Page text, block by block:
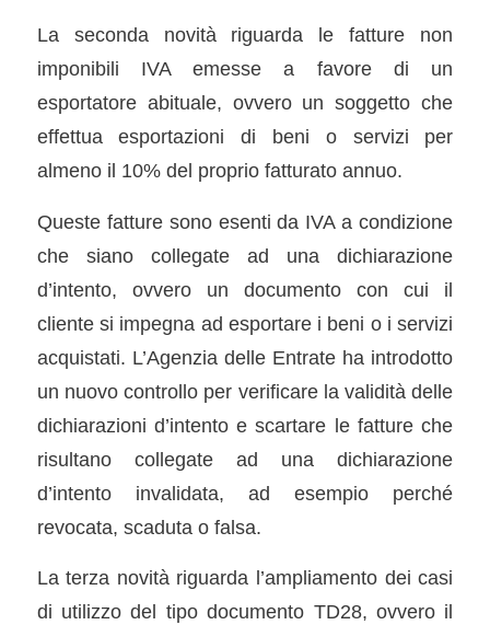
La seconda novità riguarda le fatture non
imponibili IVA emesse a favore di un
esportatore abituale, ovvero un soggetto che
effettua esportazioni di beni o servizi per
almeno il 10% del proprio fatturato annuo.
Queste fatture sono esenti da IVA a condizione
che siano collegate ad una dichiarazione
d’intento, ovvero un documento con cui il
cliente si impegna ad esportare i beni o i servizi
acquistati. L’Agenzia delle Entrate ha introdotto
un nuovo controllo per verificare la validità delle
dichiarazioni d’intento e scartare le fatture che
risultano collegate ad una dichiarazione
d’intento invalidata, ad esempio perché
revocata, scaduta o falsa.
La terza novità riguarda l’ampliamento dei casi
di utilizzo del tipo documento TD28, ovvero il